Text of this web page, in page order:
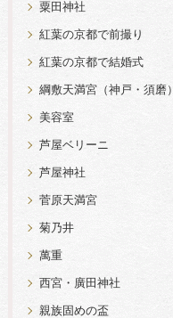
粟田神社
紅葉の京都で前撮り
紅葉の京都で結婚式
綱敷天満宮（神戸・須磨）
美容室
芦屋ベリーニ
芦屋神社
菅原天満宮
菊乃井
萬重
西宮・廣田神社
親族固めの盃